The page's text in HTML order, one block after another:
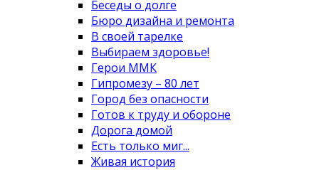
Беседы о долге
Бюро дизайна и ремонта
В своей тарелке
Выбираем здоровье!
Герои ММК
Гипромезу – 80 лет
Город без опасности
Готов к труду и обороне
Дорога домой
Есть только миг...
Живая история